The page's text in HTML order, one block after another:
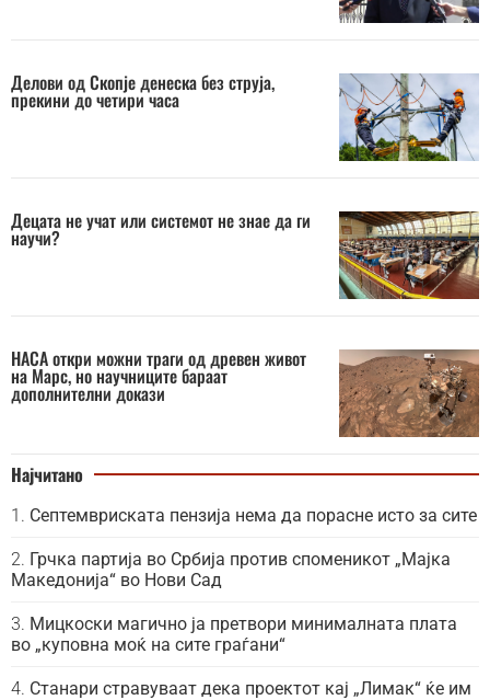
Делови од Скопје денеска без струја,
прекини до четири часа
Децата не учат или системот не знае да ги
научи?
НАСА откри можни траги од древен живот
на Марс, но научниците бараат
дополнителни докази
Најчитано
Септемвриската пензија нема да порасне исто за сите
Грчка партија во Србија против споменикот „Мајка
Македонија“ во Нови Сад
Мицкоски магично ја претвори минималната плата
во „куповна моќ на сите граѓани“
Станари стравуваат дека проектот кај „Лимак“ ќе им